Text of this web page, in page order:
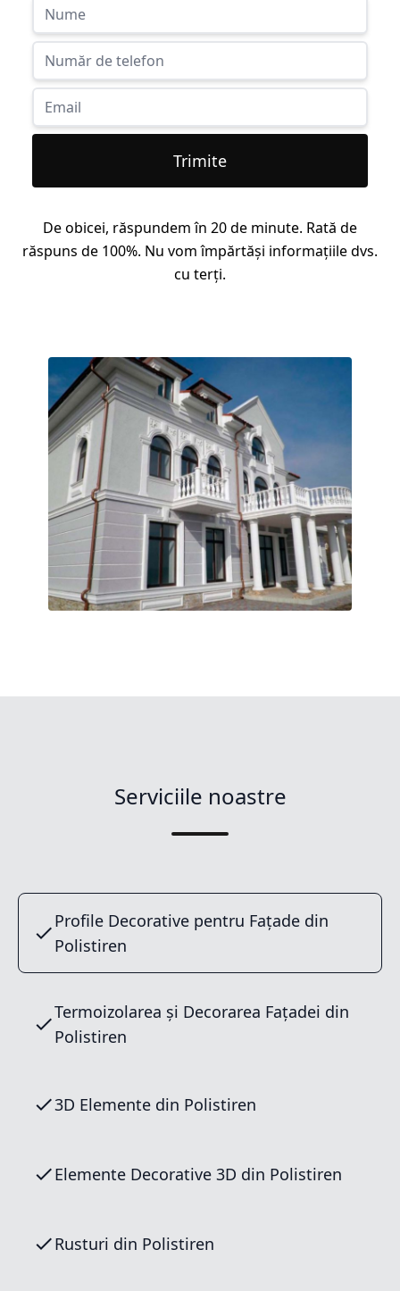
Trimite
De obicei, răspundem în 20 de minute. Rată de
răspuns de 100%. Nu vom împărtăși informațiile dvs.
cu terți.
Serviciile noastre
Profile Decorative pentru Fațade din
Polistiren
Termoizolarea și Decorarea Fațadei din
Polistiren
3D Elemente din Polistiren
Elemente Decorative 3D din Polistiren
Rusturi din Polistiren